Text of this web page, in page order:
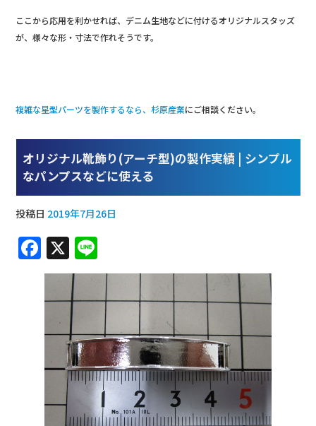
ここから応用を利かせれば、デニム生地などに付けるオリジナルスタッズ
が、様々な形・寸法で作れそうです。
複雑な星型パーツを製作するなら、杉原産業にご相談ください。
オリジナル靴飾り(アーチ型)の製作実績 | シンプル
なパンプスなどに使える
投稿日 2019年7月26日
F
a
c
b
o
k
X
n
e